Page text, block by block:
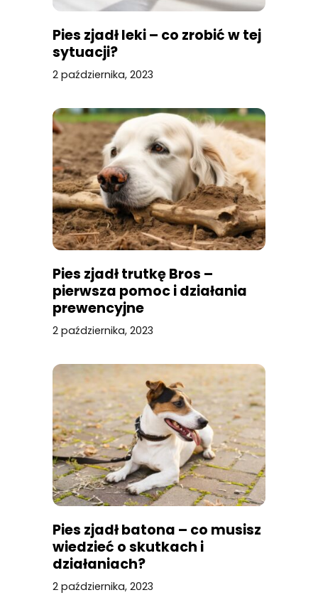
Pies zjadł leki – co zrobić w tej
sytuacji?
2 października, 2023
Pies zjadł trutkę Bros –
pierwsza pomoc i działania
prewencyjne
2 października, 2023
Pies zjadł batona – co musisz
wiedzieć o skutkach i
działaniach?
2 października, 2023